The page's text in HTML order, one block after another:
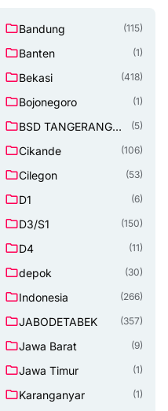
Bandung (115)
Banten (1)
Bekasi (418)
Bojonegoro (1)
BSD TANGERANG
(5)
Cikande (106)
Cilegon (53)
D1 (6)
D3/S1 (150)
D4 (11)
depok (30)
Indonesia (266)
JABODETABEK (357)
Jawa Barat (9)
Jawa Timur (1)
Karanganyar (1)